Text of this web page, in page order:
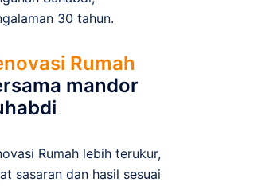
30 tahun.
Rumah
mandor
Rumah lebih terukur,
sasaran dan hasil sesuai